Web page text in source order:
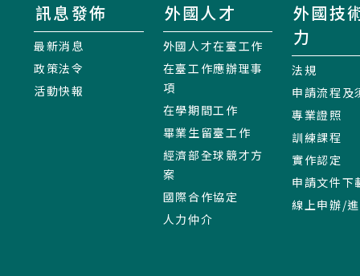
訊息發佈
最新消息
政策法令
活動快報
外國人才
外國人才在臺工作
在臺工作應辦理事
項
在學期間工作
畢業生留臺工作
經濟部全球競才方
案
國際合作協定
人力仲介
外國技
力
法規
申請流程及
專業證照
訓練課程
實作認定
申請文件下
線上申辦/